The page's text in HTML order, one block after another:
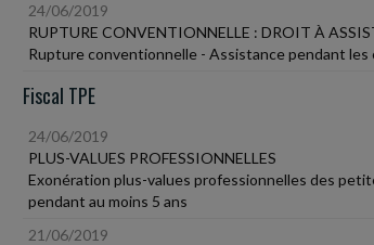
24/06/2019
RUPTURE CONVENTIONNELLE : DROIT À
Rupture conventionnelle - Assistance pendant
Fiscal TPE
24/06/2019
PLUS-VALUES PROFESSIONNELLES
Exonération plus-values professionnelles des
pendant au moins 5 ans
21/06/2019